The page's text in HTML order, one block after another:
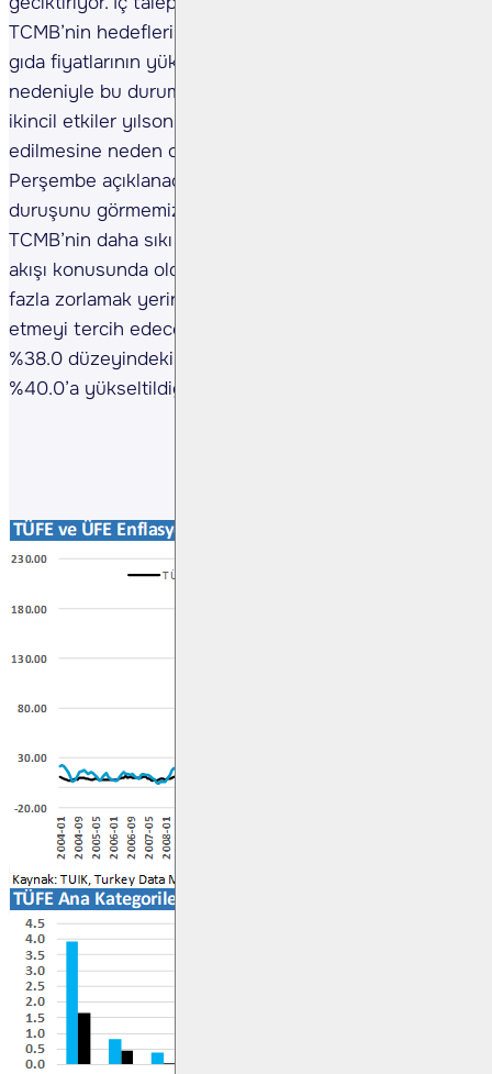
TCMB’nin hedeflerine ulaşması için olumlu olsa da
gıda fiyatlarının yüksek seyri, iklim koşulları
nedeniyle bu durumun kalıcı olması ihtimali ve olası
ikincil etkiler yılsonu beklentilerinin yukarı revize
edilmesine neden olabilir. Bu doğrultuda bu
Perşembe açıklanacak Enflasyon Raporu TCMB’nin
duruşunu görmemiz açısından kritik olacak.
TCMB’nin daha sıkı bir para politikası izleyerek nakit
akışı konusunda oldukça zorlanan reel sektörü daha
fazla zorlamak yerine yılsonu beklentisini revize
etmeyi tercih edeceğini düşünüyoruz. Toplantıda
%38.0 düzeyindeki yılsonu enflasyon beklentisinin
%40.0’a yükseltildiğini görebiliriz.